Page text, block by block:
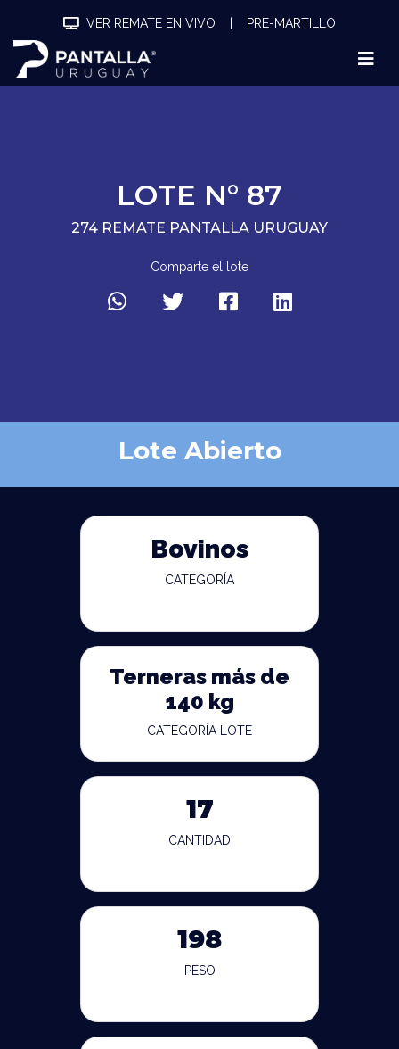
VER REMATE EN VIVO PRE-MARTILLO
LOTE N° 87
274 REMATE PANTALLA URUGUAY
Comparte el lote
Lote Abierto
Bovinos
CATEGORÍA
Terneras más de
140 kg
CATEGORÍA LOTE
17
CANTIDAD
198
PESO